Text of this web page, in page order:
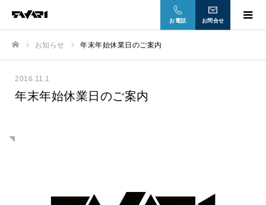
お電話 お問合せ
お知らせ 年末年始休業日のご案内
2016.11.1
年末年始休業日のご案内